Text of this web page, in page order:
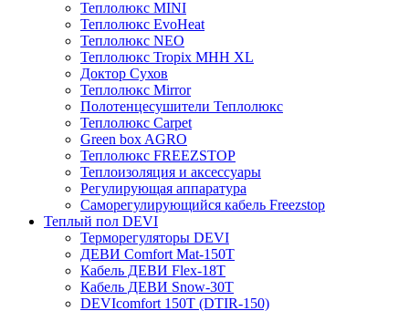
Теплолюкс MINI
Теплолюкс EvoHeat
Теплолюкс NEO
Теплолюкс Tropix МНН XL
Доктор Сухов
Теплолюкс Mirror
Полотенцесушители Теплолюкс
Теплолюкс Carpet
Green box AGRO
Теплолюкс FREEZSTOP
Теплоизоляция и аксессуары
Регулирующая аппаратура
Cаморегулирующийся кабель Freezstop
Теплый пол DEVI
Терморегуляторы DEVI
ДЕВИ Comfort Mat-150T
Кабель ДЕВИ Flex-18T
Кабель ДЕВИ Snow-30T
DEVIcomfort 150T (DTIR-150)